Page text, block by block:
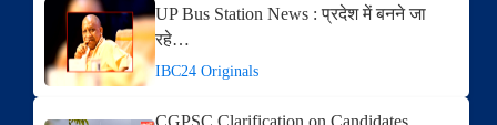
UP Bus Station News : प्रदेश में बनने जा
रहे…
IBC24 Originals